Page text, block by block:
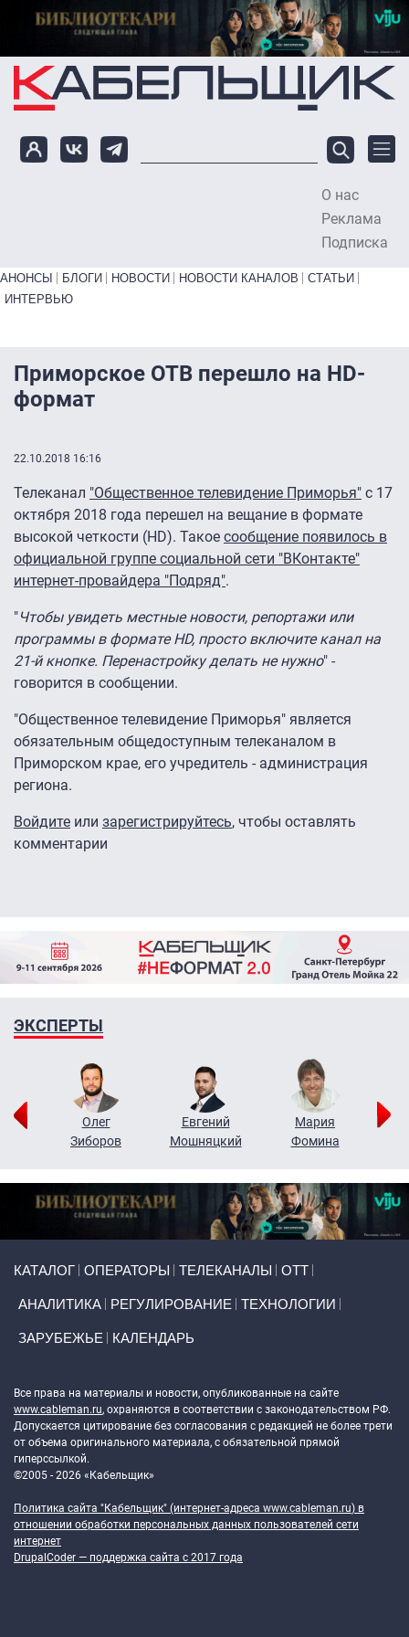
Перейти к основному содержанию
О нас
Реклама
Подписка
Primary links bottom
АНОНСЫ БЛОГИ НОВОСТИ НОВОСТИ КАНАЛОВ
СТАТЬИ
ИНТЕРВЬЮ
Приморское ОТВ перешло на HD-
формат
22.10.2018 16:16
Телеканал "Общественное телевидение Приморья" с 17
октября 2018 года перешел на вещание в формате
высокой четкости (HD). Такое сообщение появилось в
официальной группе социальной сети "ВКонтакте"
интернет-провайдера "Подряд".
"Чтобы увидеть местные новости, репортажи или
программы в формате HD, просто включите канал на
21-й кнопке. Перенастройку делать не нужно" -
говорится в сообщении.
"Общественное телевидение Приморья" является
обязательным общедоступным телеканалом в
Приморском крае, его учредитель - администрация
региона.
Войдите или зарегистрируйтесь, чтобы оставлять
комментарии
ЭКСПЕРТЫ
Олег
Зиборов
Евгений
Мошняцкий
Мария
Фомина
КАТАЛОГ ОПЕРАТОРЫ ТЕЛЕКАНАЛЫ ОТТ
АНАЛИТИКА РЕГУЛИРОВАНИЕ ТЕХНОЛОГИИ
ЗАРУБЕЖЬЕ КАЛЕНДАРЬ
Все права на материалы и новости, опубликованные на сайте
www.cableman.ru, охраняются в соответствии с законодательством РФ.
Допускается цитирование без согласования с редакцией не более трети
от объема оригинального материала, с обязательной прямой
гиперссылкой.
©2005 - 2026 «Кабельщик»
Политика сайта "Кабельщик" (интернет-адреса www.cableman.ru) в
отношении обработки персональных данных пользователей сети
интернет
DrupalCoder — поддержка сайта c 2017 года